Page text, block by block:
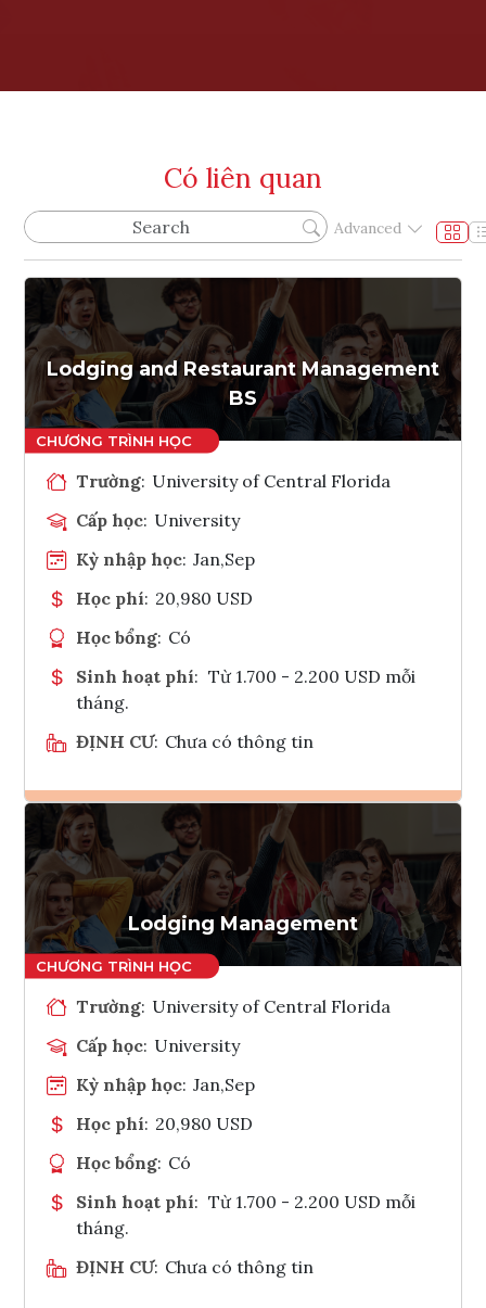
Có liên quan
Advanced
Lodging and Restaurant Management
BS
Trường: University of Central Florida
Cấp học: University
Kỳ nhập học: Jan,Sep
Học phí: 20,980 USD
Học bổng: Có
Sinh hoạt phí: Từ 1.700 - 2.200 USD mỗi
tháng.
ĐỊNH CƯ: Chưa có thông tin
Ghi danh
Tham vấn Interlink
Lodging Management
Trường: University of Central Florida
Cấp học: University
Kỳ nhập học: Jan,Sep
Học phí: 20,980 USD
Học bổng: Có
Sinh hoạt phí: Từ 1.700 - 2.200 USD mỗi
tháng.
ĐỊNH CƯ: Chưa có thông tin